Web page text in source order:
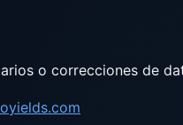
o correcciones de